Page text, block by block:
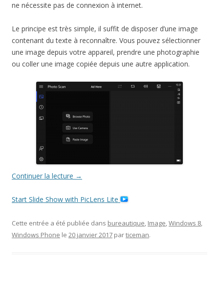
ne nécessite pas de connexion à internet.
Le principe est très simple, il suffit de disposer d’une image
contenant du texte à reconnaître. Vous pouvez sélectionner
une image depuis votre appareil, prendre une photographie
ou coller une image copiée depuis une autre application.
Continuer la lecture →
Start Slide Show with PicLens Lite
Cette entrée a été publiée dans bureautique, Image,Windows 8,
Windows Phone le 20 janvier 2017 particeman.